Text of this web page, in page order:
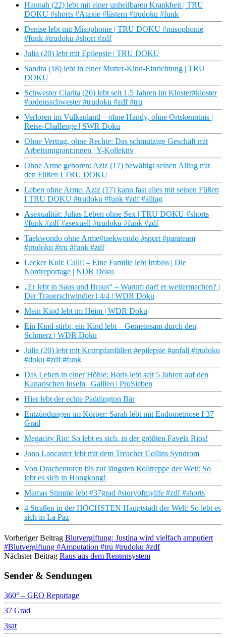
Hannah (22) lebt mit einer unheilbaren Krankheit | TRU
DOKU #shorts #Ataxie #lästern #trudoku #funk
Denise lebt mit Misophonie | TRU DOKU #misophonie
#funk #trudoku #short #zdf
Julia (20) lebt mit Epilepsie | TRU DOKU
Sandra (18) lebt in einer Mutter-Kind-Einrichtung | TRU
DOKU
Schwester Clarita (26) lebt seit 1.5 Jahren im Kloster#kloster
#ordensschwester #trudoku #zdf #tru
Verloren im Vulkanland – ohne Handy, ohne Ortskenntnis |
Reise-Challenge | SWR Doku
Ohne Vertrag, ohne Rechte: Das schmutzige Geschäft mit
Arbeitsmigrant:innen | Y-Kollektiv
Ohne Arme geboren: Aziz (17) bewältigt seinen Alltag mit
den Füßen I TRU DOKU
Leben ohne Arme: Aziz (17) kann fast alles mit seinen Füßen
I TRU DOKU #trudoku #funk #zdf #alltag
Asexualität: Julias Leben ohne Sex | TRU DOKU #shorts
#funk #zdf #asexuell #trudoku #funk #zdf
Taekwondo ohne Arme#taekwondo #sport #parateam
#trudoku #tru #funk #zdf
Lecker Kult: Calli! – Eine Familie lebt Imbiss | Die
Nordreportage | NDR Doku
„Er lebt in Saus und Braus“ – Warum darf er weitermachen? |
Der Trauerschwindler | 4/4 | WDR Doku
Mein Kind lebt im Heim | WDR Doku
Ein Kind stirbt, ein Kind lebt – Gemeinsam durch den
Schmerz | WDR Doku
Julia (20) lebt mit Krampfanfällen #epilepsie #anfall #trudoku
#doku #zdf #funk
Das Leben in einer Höhle: Boris lebt seit 5 Jahren auf den
Kanarischen Inseln | Galileo | ProSieben
Hier lebt der echte Paddington Bär
Entzündungen im Körper: Sarah lebt mit Endometriose I 37
Grad
Megacity Rio: So lebt es sich, in der größten Favela Rios!
Jono Lancaster lebt mit dem Treacher Collins Syndrom
Von Drachentoren bis zur längsten Rolltreppe der Welt: So
lebt es sich in Hongkong!
Mamas Stimme lebt #37grad #storyofmylife #zdf #shorts
4 Straßen in der HÖCHSTEN Hauptstadt der Welt: So lebt es
sich in La Paz
Vorheriger Beitrag Blutvergiftung: Justina wird vielfach amputiert
#Blutvergiftung #Amputation #tru #trudoku #zdf
Nächster Beitrag Raus aus dem Rentensystem
Sender & Sendungen
360° – GEO Reportage
37 Grad
3sat